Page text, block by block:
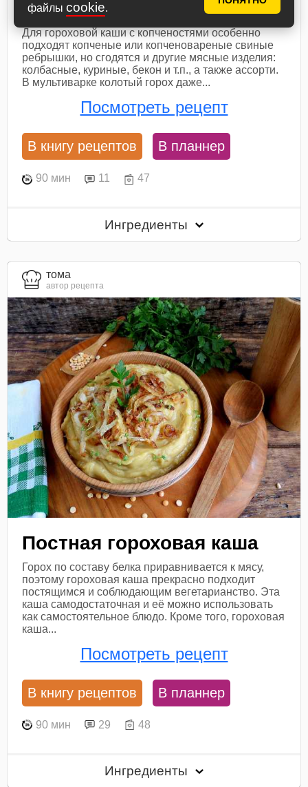
файлы cookie.
копченостями
Для гороховой каши с копченостями особенно
подходят копченые или копченовареные свиные
ребрышки, но сгодятся и другие мясные изделия:
колбасные, куриные, бекон и т.п., а также ассорти.
В мультиварке колотый горох даже...
Посмотреть рецепт
В книгу рецептов В планнер
90 мин 11 47
Ингредиенты
тома
автор рецепта
Постная гороховая каша
Горох по составу белка приравнивается к мясу,
поэтому гороховая каша прекрасно подходит
постящимся и соблюдающим вегетарианство. Эта
каша самодостаточная и её можно использовать
как самостоятельное блюдо. Кроме того, гороховая
каша...
Посмотреть рецепт
В книгу рецептов В планнер
90 мин 29 48
Ингредиенты